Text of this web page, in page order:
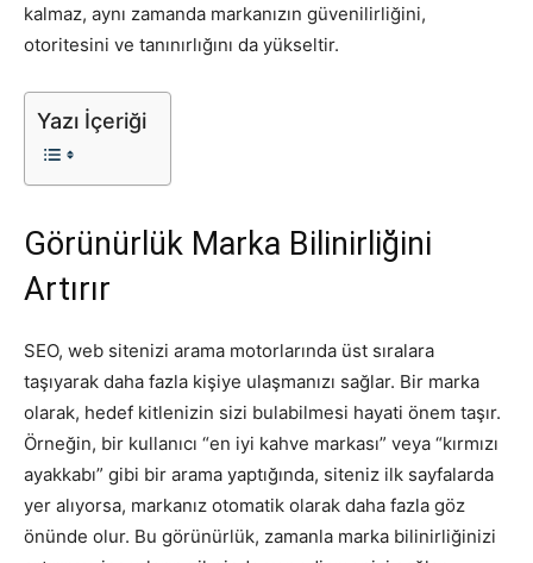
kalmaz, aynı zamanda markanızın güvenilirliğini,
otoritesini ve tanınırlığını da yükseltir.
Yazı İçeriği
Görünürlük Marka Bilinirliğini
Artırır
SEO, web sitenizi arama motorlarında üst sıralara
taşıyarak daha fazla kişiye ulaşmanızı sağlar. Bir marka
olarak, hedef kitlenizin sizi bulabilmesi hayati önem taşır.
Örneğin, bir kullanıcı “en iyi kahve markası” veya “kırmızı
ayakkabı” gibi bir arama yaptığında, siteniz ilk sayfalarda
yer alıyorsa, markanız otomatik olarak daha fazla göz
önünde olur. Bu görünürlük, zamanla marka bilinirliğinizi